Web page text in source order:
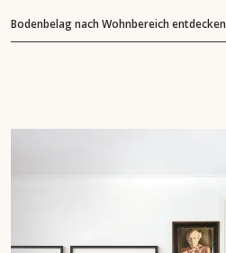
Bodenbelag nach Wohnbereich entdecken